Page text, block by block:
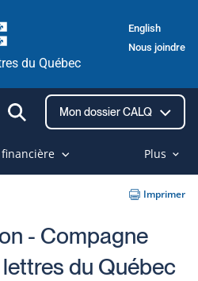
du Québec
English
Nous joindre
Ouvrir
la
recherche
Mon dossier CALQ
Plus
Imprimer
- Compagne
du Québec